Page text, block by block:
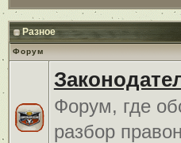
Разное
Форум
Форум, где
разбор